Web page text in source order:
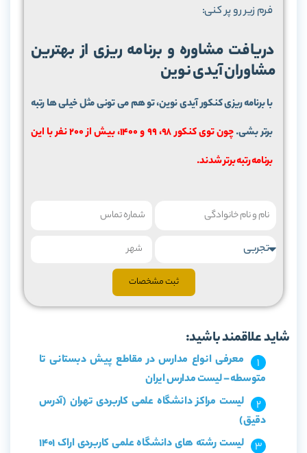
فرم زیر رو پر کنی:
دریافت مشاوره و برنامه ریزی از بهترین
مشاوران آیدی نوین
با برنامه ریزی کنکور آیدی نوین، تو هم می تونی مثل خیلی ها رتبه
برتر بشی.
چون توی کنکور 98، 99 و 1400، بیش از 200 نفر با این
برنامه رتبه برتر شدند.
ثبت مشخصات
شاید علاقمند باشید:
معرفی انواع مدارس در مقاطع پیش دبستانی تا
متوسطه – لیست مدارس ایران
لیست مراکز دانشگاه علمی کاربردی تهران (آدرس
دقیق)
لیست رشته های دانشگاه علمی کاربردی اراک 1401